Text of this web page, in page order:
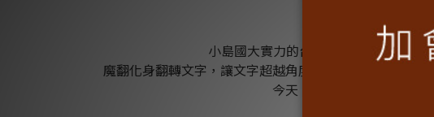
外
小島國大實力的台灣是海上寶石，多
魔翻化身翻轉文字，讓文字超越角度，濃縮台灣DNA，
今天，我們為你準備了雙